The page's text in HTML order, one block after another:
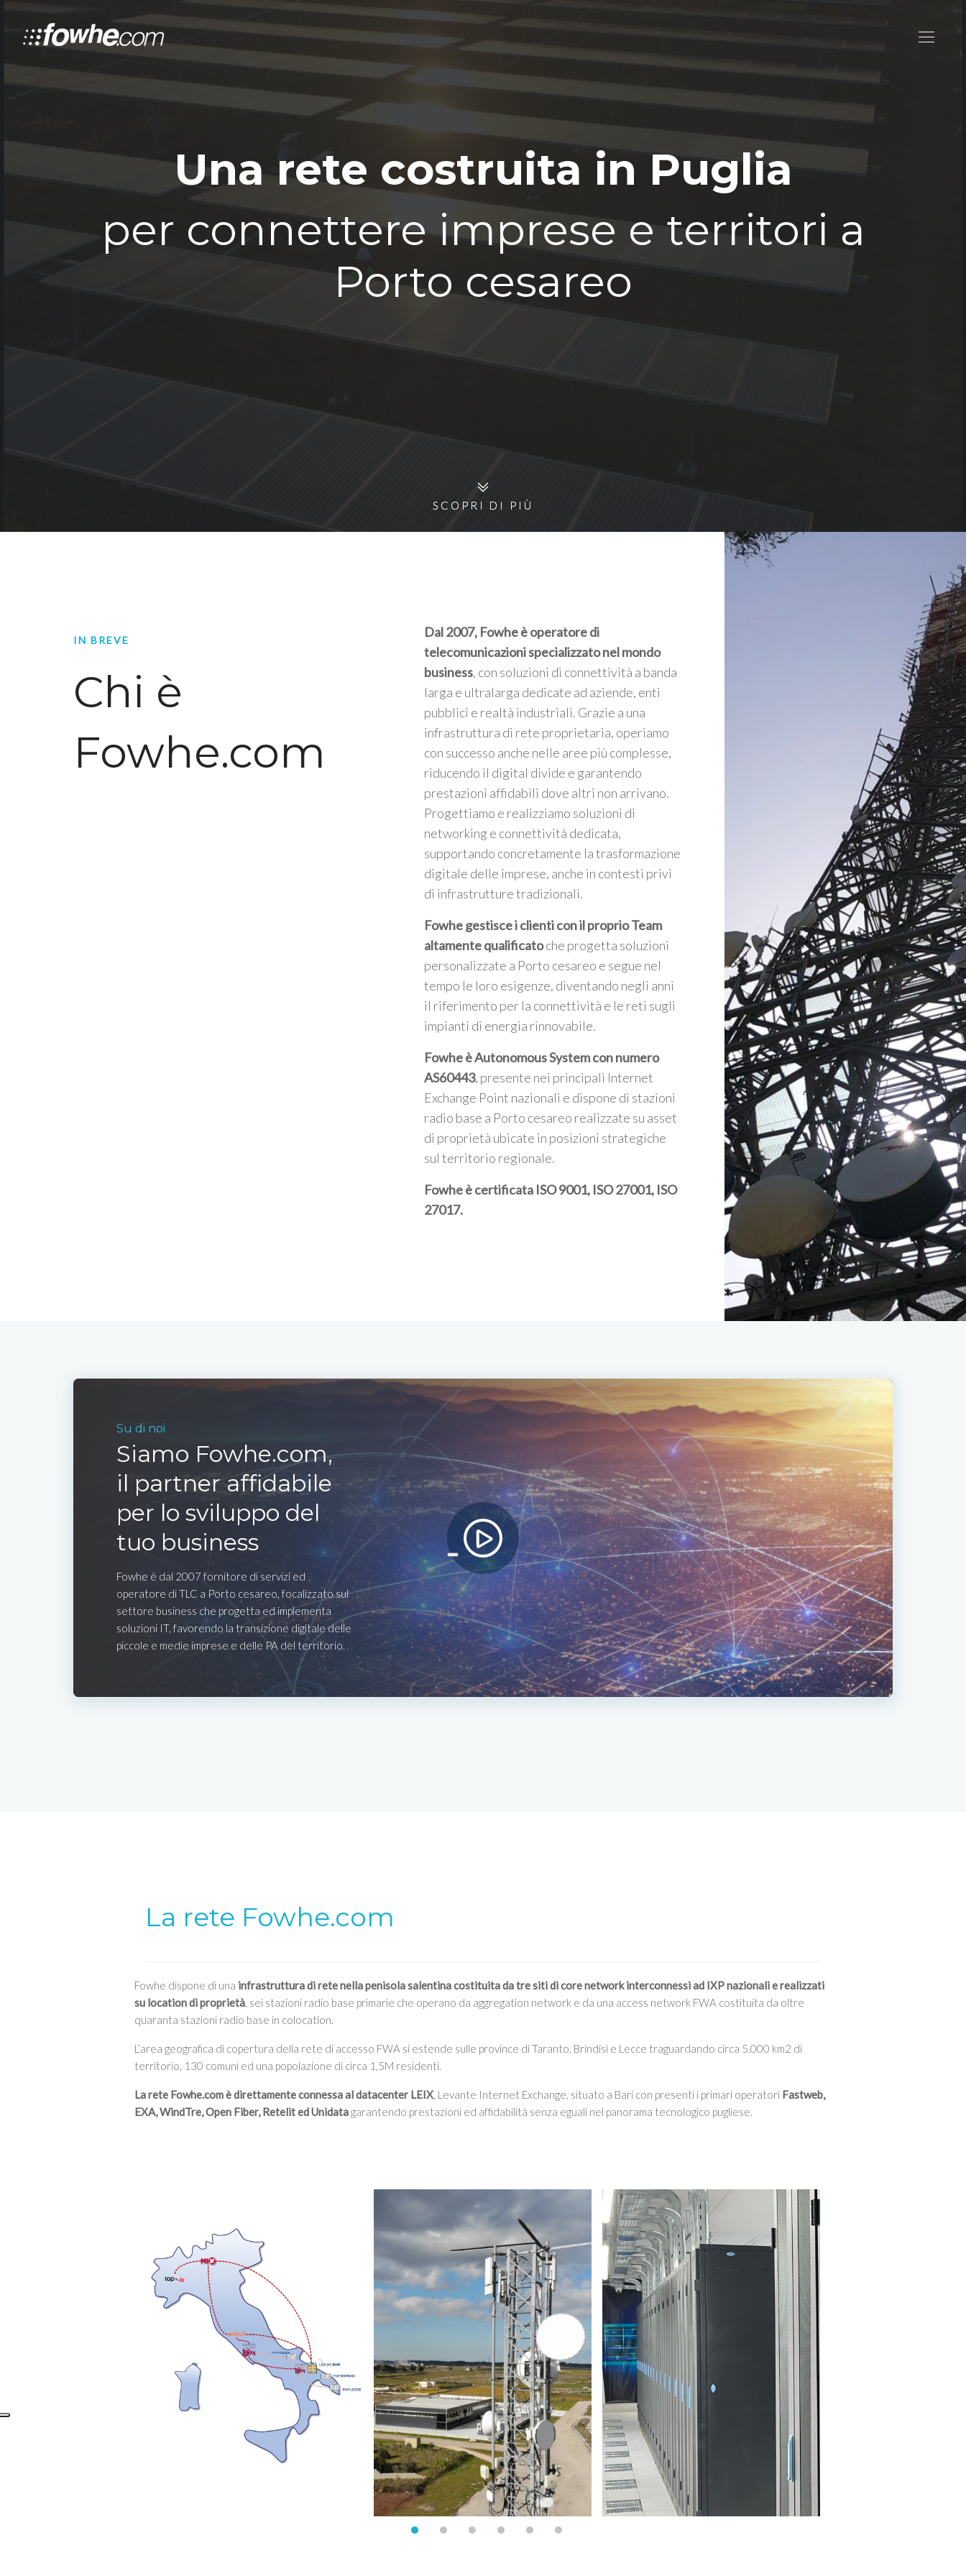
Una rete costruita in Puglia
per connettere imprese e territori a
Porto cesareo
SCOPRI DI PIÙ
SCOPRI DI PIÙ
IN BREVE
Chi è
Fowhe.com
Dal 2007, Fowhe è operatore di
telecomunicazioni specializzato nel mondo
business, con soluzioni di connettività a banda
larga e ultralarga dedicate ad aziende, enti
pubblici e realtà industriali. Grazie a una
infrastruttura di rete proprietaria, operiamo
con successo anche nelle aree più complesse,
riducendo il digital divide e garantendo
prestazioni affidabili dove altri non arrivano.
Progettiamo e realizziamo soluzioni di
networking e connettività dedicata,
supportando concretamente la trasformazione
digitale delle imprese, anche in contesti privi
di infrastrutture tradizionali.
Fowhe gestisce i clienti con il proprio Team
altamente qualificatoche progetta soluzioni
personalizzate a Porto cesareo e segue nel
tempo le loro esigenze, diventando negli anni
il riferimento per la connettività e le reti sugli
impianti di energia rinnovabile.
Fowhe è Autonomous System con numero
AS60443, presente nei principali Internet
Exchange Point nazionali e dispone di stazioni
radio base a Porto cesareo realizzate su asset
di proprietà ubicate in posizioni strategiche
sul territorio regionale.
Fowhe è certificata ISO 9001, ISO 27001, ISO
27017.
Su di noi
Siamo Fowhe.com,
il partner affidabile
per lo sviluppo del
tuo business
Fowhe è dal 2007 fornitore di servizi ed
operatore di TLC a Porto cesareo, focalizzato sul
settore business che progetta ed implementa
soluzioni IT, favorendo la transizione digitale delle
piccole e medie imprese e delle PA del territorio.
La rete Fowhe.com
Fowhe dispone di una infrastruttura di rete nella penisola salentina costituita da tre siti di core network interconnessi ad IXP nazionali e realizzati
su location di proprietà, sei stazioni radio base primarie che operano da aggregation network e da una access network FWA costituita da oltre
quaranta stazioni radio base in colocation.
L’area geografica di copertura della rete di accesso FWA si estende sulle province di Taranto, Brindisi e Lecce traguardando circa 5.000 km2 di
territorio, 130 comuni ed una popolazione di circa 1,5M residenti.
La rete Fowhe.com è direttamente connessa al datacenter LEIX, Levante Internet Exchange, situato a Bari con presenti i primari operatori Fastweb,
EXA, WindTre, Open Fiber, Retelit ed Unidatagarantendo prestazioni ed affidabilità senza eguali nel panorama tecnologico pugliese.